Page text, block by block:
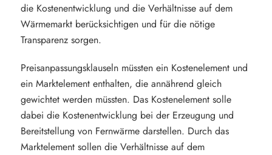
die Kostenentwicklung und die Verhältnisse auf dem
Wärmemarkt berücksichtigen und für die nötige
Transparenz sorgen.
Preisanpassungsklauseln müssten ein Kostenelement und
ein Marktelement enthalten, die annährend gleich
gewichtet werden müssten. Das Kostenelement solle
dabei die Kostenentwicklung bei der Erzeugung und
Bereitstellung von Fernwärme darstellen. Durch das
Marktelement sollen die Verhältnisse auf dem